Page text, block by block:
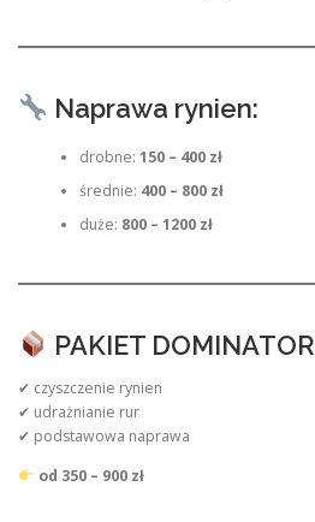
Naprawa rynien:
drobne: 150 – 400 zł
średnie: 400 – 800 zł
duże: 800 – 1200 zł
PAKIET DOMINATOR
✔ czyszczenie rynien
✔ udrażnianie rur
✔ podstawowa naprawa
od 350 – 900 zł